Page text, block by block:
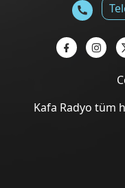
Kafa Radyo tüm